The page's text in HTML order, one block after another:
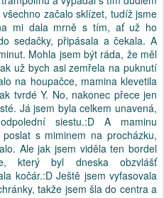
začalo sklízet, tudíž jsme
mi dala mrně s tím, ať už ho
sedačky, připásala a čekala. A
Mohla jsem být ráda, že měl
už bych asi zemřela na puknutí
na houpačce, mamina klevetila
tvrdé Y. No, nakonec přece jen
Já jsem byla celkem unavená,
siestu.:D A maminu
s miminem na procházku,
Ale jak jsem viděla ten bordel
který byl dneska obzvlášť
kočár.:D Ještě jsem vyfasovala
takže jsem šla do centra a